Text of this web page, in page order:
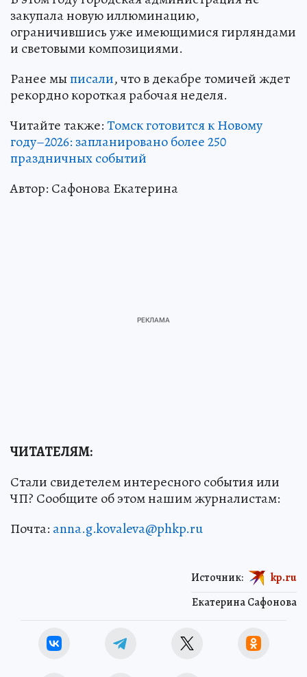
закупала новую иллюминацию,
ограничившись уже имеющимися гирляндами
и световыми композициями.
Ранее мыписали, что в декабре томичей ждет
рекордно короткая рабочая неделя.
Читайте также:Томск готовится к Новому
году–2026: запланировано более 250
праздничных событий
Автор: Сафонова Екатерина
ЧИТАТЕЛЯМ:
Стали свидетелем интересного события или
ЧП? Сообщите об этом нашим журналистам:
Почта: anna.g.kovaleva@phkp.ru
Екатерина Сафонова
Источник: kp.ru